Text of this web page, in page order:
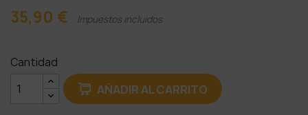
35,90 €
Impuestos incluidos
Cantidad
AÑADIR AL CARRITO